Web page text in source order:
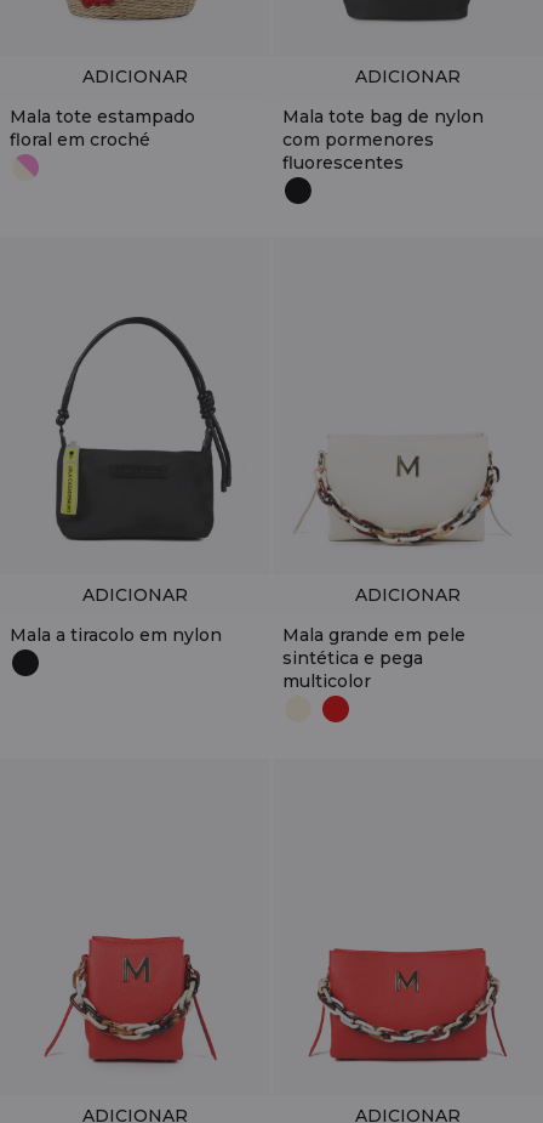
Mala tote estampado
floral em croché
ADICIONAR
Mala tote bag de nylon
com pormenores
fluorescentes
ADICIONAR
Mala a tiracolo em nylon
ADICIONAR
Mala grande em pele
sintética e pega
multicolor
ADICIONAR
ADICIONAR
ADICIONAR